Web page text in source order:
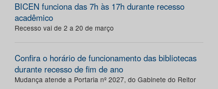
BICEN funciona das 7h às 17h durante recesso
acadêmico
Recesso vai de 2 a 20 de março
Confira o horário de funcionamento das bibliotecas
durante recesso de fim de ano
Mudança atende a Portaria nº 2027, do Gabinete do Reitor